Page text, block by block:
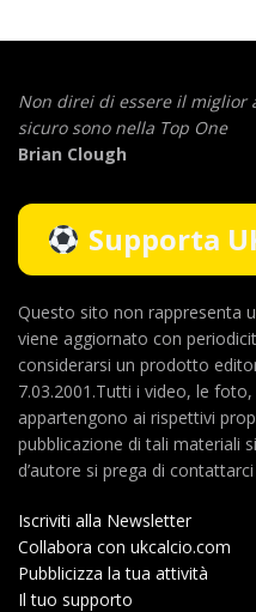
Non direi di essere il miglior
sicuro sono nella Top One
Brian Clough
Supporta
Questo sito non rappresenta
viene aggiornato con
considerarsi un prodotto
7.03.2001.Tutti i video, le
appartengono ai rispettivi
pubblicazione di tali materiali
d’autore si prega di
Iscriviti alla Newsletter
Collabora con ukcalcio.com
Pubblicizza la tua attività
Il tuo supporto